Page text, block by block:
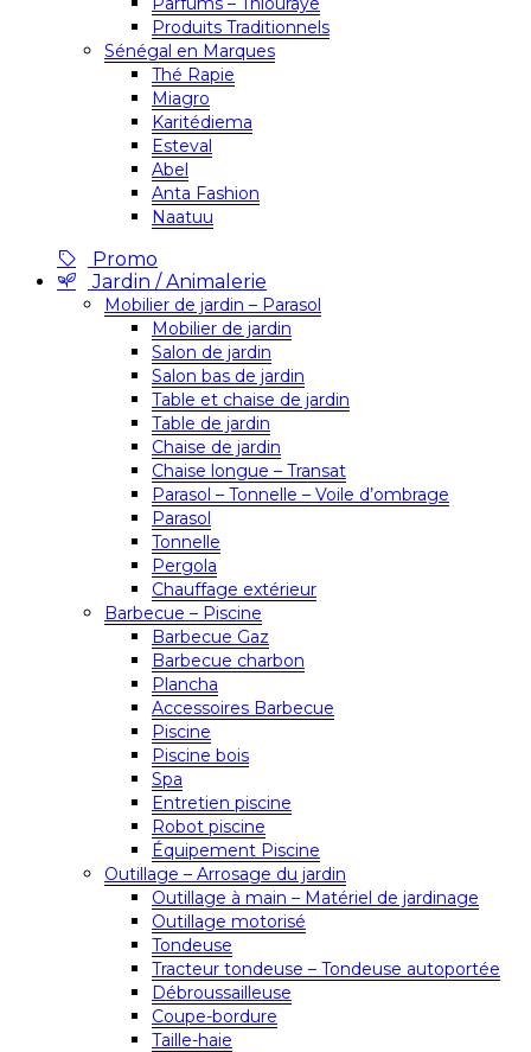
Produits Traditionnels
Sénégal en Marques
Thé Rapie
Miagro
Karitédiema
Esteval
Abel
Anta Fashion
Naatuu
Promo
Jardin / Animalerie
Mobilier de jardin – Parasol
Mobilier de jardin
Salon de jardin
Salon bas de jardin
Table et chaise de jardin
Table de jardin
Chaise de jardin
Chaise longue – Transat
Parasol – Tonnelle – Voile d’ombrage
Parasol
Tonnelle
Pergola
Chauffage extérieur
Barbecue – Piscine
Barbecue Gaz
Barbecue charbon
Plancha
Accessoires Barbecue
Piscine
Piscine bois
Spa
Entretien piscine
Robot piscine
Équipement Piscine
Outillage – Arrosage du jardin
Outillage à main – Matériel de jardinage
Outillage motorisé
Tondeuse
Tracteur tondeuse – Tondeuse autoportée
Débroussailleuse
Coupe-bordure
Taille-haie